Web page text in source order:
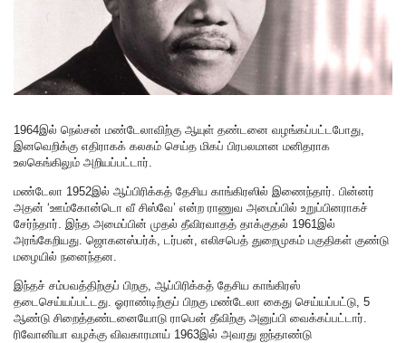
1964இல் நெல்சன் மண்டேலாவிற்கு ஆயுள் தண்டனை வழங்கப்பட்டபோது,
இனவெறிக்கு எதிராகக் கலகம் செய்த மிகப் பிரபலமான மனிதராக
உலகெங்கிலும் அறியப்பட்டார்.
மண்டேலா 1952இல் ஆப்பிரிக்கத் தேசிய காங்கிரஸில் இணைந்தார். பின்னர்
அதன் ‘ஊம்கோன்டொ வீ சிஸ்வே’ என்ற ராணுவ அமைப்பில் உறுப்பினராகச்
சேர்ந்தார். இந்த அமைப்பின் முதல் தீவிரவாதத் தாக்குதல் 1961இல்
அரங்கேறியது. ஜொகனஸ்பர்க், டர்பன், எலிசபெத் துறைமுகம் பகுதிகள் குண்டு
மழையில் நனைந்தன.
இந்தச் சம்பவத்திற்குப் பிறகு, ஆப்பிரிக்கத் தேசிய காங்கிரஸ்
தடைசெய்யப்பட்டது. ஓராண்டிற்குப் பிறகு மண்டேலா கைது செய்யப்பட்டு, 5
ஆண்டு சிறைத்தண்டனையோடு ராபென் தீவிற்கு அனுப்பி வைக்கப்பட்டார்.
ரிவோனியா வழக்கு விவகாரமாய் 1963இல் அவரது ஐந்தாண்டு